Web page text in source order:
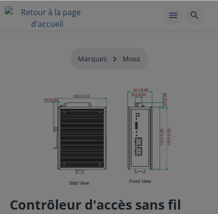
Marques Moxa
Contrôleur d'accès sans fil